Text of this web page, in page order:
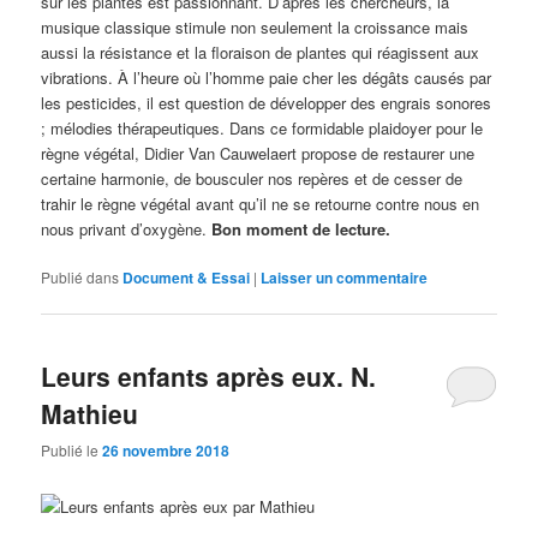
musique classique stimule non seulement la croissance mais
aussi la résistance et la floraison de plantes qui réagissent aux
vibrations. À l’heure où l’homme paie cher les dégâts causés par
les pesticides, il est question de développer des engrais sonores
; mélodies thérapeutiques. Dans ce formidable plaidoyer pour le
règne végétal, Didier Van Cauwelaert propose de restaurer une
certaine harmonie, de bousculer nos repères et de cesser de
trahir le règne végétal avant qu’il ne se retourne contre nous en
nous privant d’oxygène. Bon moment de lecture.
Publié dans Document & Essai | Laisser un commentaire
Leurs enfants après eux. N.
Mathieu
Publié le26 novembre 2018